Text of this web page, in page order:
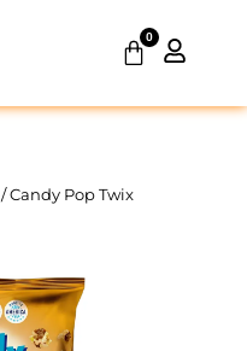
0
Panier
/ Candy Pop Twix